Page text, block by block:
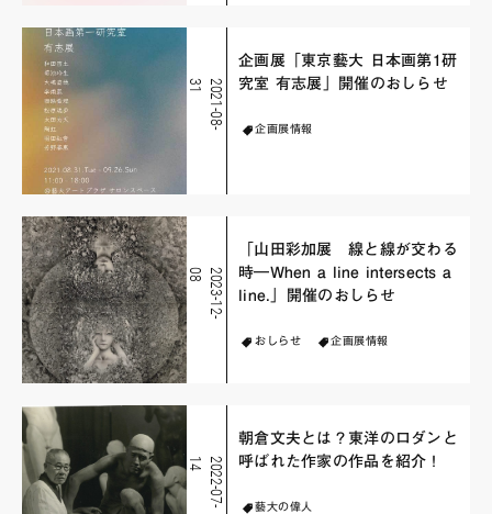
2
0
2
1
-
0
8
-
3
1
企画展「東京藝大 日本画第1研
究室 有志展」開催のおしらせ
企画展情報
2
0
2
3
-
1
2
-
0
8
「山田彩加展 線と線が交わる
時―When a line intersects a
line.」開催のおしらせ
おしらせ 企画展情報
2
0
2
2
-
0
7
-
1
4
朝倉文夫とは？東洋のロダンと
呼ばれた作家の作品を紹介！
藝大の偉人